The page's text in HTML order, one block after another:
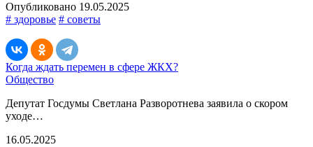
Опубликовано 19.05.2025
# здоровье # советы
Когда ждать перемен в сфере ЖКХ?
Общество
Депутат Госдумы Светлана Разворотнева заявила о скором
уходе…
16.05.2025